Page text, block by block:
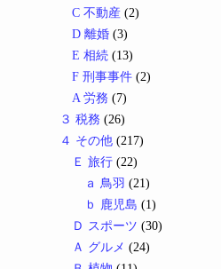
C 不動産 (2)
D 離婚 (3)
E 相続 (13)
F 刑事事件 (2)
A 労務 (7)
３ 税務 (26)
４ その他 (217)
Ｅ 旅行 (22)
ａ 鳥羽 (21)
ｂ 鹿児島 (1)
Ｄ スポーツ (30)
Ａ グルメ (24)